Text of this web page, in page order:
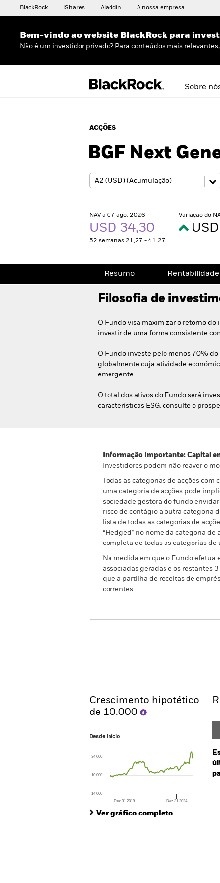
BlackRock iShares Aladdin A nossa empresa
Bem-vindo ao website BlackRock para
Não é um investidor privado? Para conteúdos mais
Sobre
ACÇÕES
BGF Next
NAV a 07 ago. 2026
USD 34,30
52 semanas 21,27 - 41,27
Variação do
Resumo Rentabilidade
Filosofia de
O Fundo visa maximizar o retorno
investir de uma forma consistente
O Fundo investe pelo menos 70%
globalmente cuja atividade
emergente.
O total dos ativos do Fundo será
características ESG, consulte o
Informação Importante: Capital
Investidores podem não reaver o
Todas as categorias de acções
uma categoria de acções pode
sociedade gestora do fundo
risco de contágio a outra categoria
lista de todas as categorias de
“Hedged” no nome da categoria
completa de todas as categorias de
Na medida em que o Fundo efetua
associadas geradas e os restantes
que a partilha de receitas de
correntes.
Crescimento hipotético
de 10.000
Desde início
The chart has 1 X axis displaying Time.
The chart has 1 Y axis displaying values.
Desde início
Dez 31 2019 Dez 31 2024
-14 000
10 000
34 000
Ver gráfico completo